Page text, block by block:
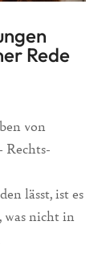
Rede
von
Rechts-
lässt, ist es
was nicht in